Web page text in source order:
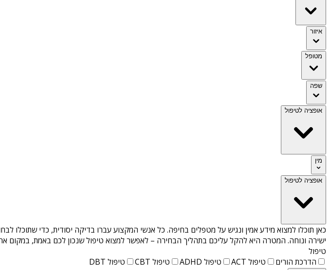
איזור
מטופל
שפה
אופציה לטיפול
מין
אופציה לטיפול
כאן תוכלו למצוא מידע אמין ונגיש על מטפלים בחיפה. כל אנשי המקצוע עברו בדיקה יסודית, כדי שתוכלו
ישירה ונוחה. המטרה היא להקל עליכם בתהליך הבחירה – לאפשר למצוא טיפול שנכון לכם באמת, במקום
טיפול
הדרכת הורים
טיפול ACT טיפול ADHD טיפול CBT טיפול DBT